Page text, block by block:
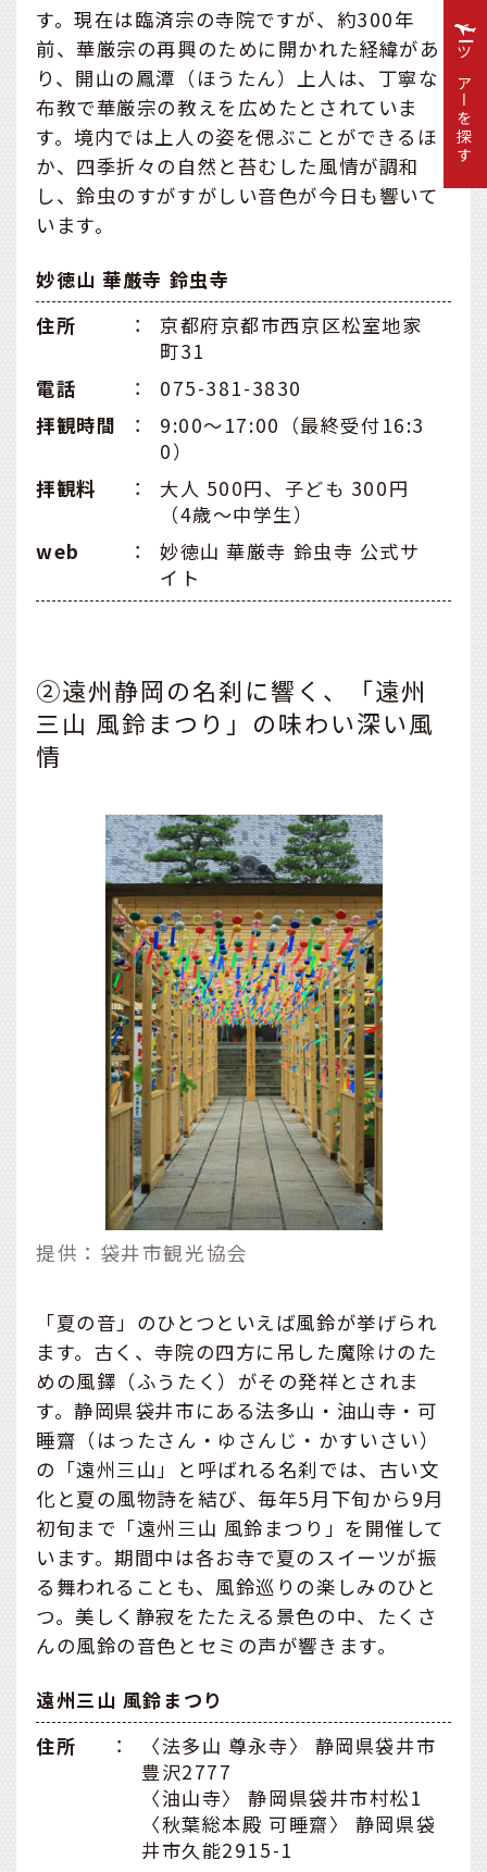
す。現在は臨済宗の寺院ですが、約300年
前、華厳宗の再興のために開かれた経緯があ
り、開山の鳳潭（ほうたん）上人は、丁寧な
布教で華厳宗の教えを広めたとされていま
す。境内では上人の姿を偲ぶことができるほ
か、四季折々の自然と苔むした風情が調和
し、鈴虫のすがすがしい音色が今日も響いて
います。
妙徳山 華厳寺 鈴虫寺
住所
：
京都府京都市西京区松室地家
町31
電話
：
075-381-3830
拝観時間
：
9:00～17:00（最終受付16:3
0）
拝観料
：
大人 500円、子ども 300円
（4歳～中学生）
web
：
妙徳山 華厳寺 鈴虫寺 公式サ
イト
②遠州静岡の名刹に響く、「遠州
三山 風鈴まつり」の味わい深い風
情
提供：袋井市観光協会
「夏の音」のひとつといえば風鈴が挙げられ
ます。古く、寺院の四方に吊した魔除けのた
めの風鐸（ふうたく）がその発祥とされま
す。静岡県袋井市にある法多山・油山寺・可
睡齋（はったさん・ゆさんじ・かすいさい）
の「遠州三山」と呼ばれる名刹では、古い文
化と夏の風物詩を結び、毎年5月下旬から9月
初旬まで「遠州三山 風鈴まつり」を開催して
います。期間中は各お寺で夏のスイーツが振
る舞われることも、風鈴巡りの楽しみのひと
つ。美しく静寂をたたえる景色の中、たくさ
んの風鈴の音色とセミの声が響きます。
遠州三山 風鈴まつり
住所
：
〈法多山 尊永寺〉 静岡県袋井市
豊沢2777
〈油山寺〉 静岡県袋井市村松1
〈秋葉総本殿 可睡齋〉 静岡県袋
井市久能2915-1
ツアーを探す